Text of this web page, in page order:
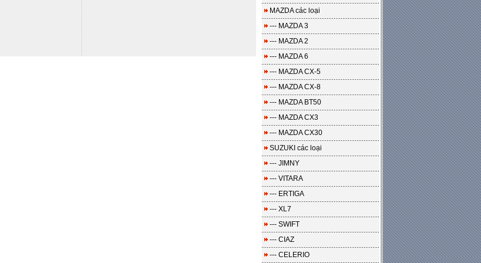
MAZDA các loại
--- MAZDA 3
--- MAZDA 2
--- MAZDA 6
--- MAZDA CX-5
--- MAZDA CX-8
--- MAZDA BT50
--- MAZDA CX3
--- MAZDA CX30
SUZUKI các loại
--- JIMNY
--- VITARA
--- ERTIGA
--- XL7
--- SWIFT
--- CIAZ
--- CELERIO